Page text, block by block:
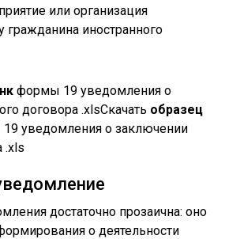
или организация
гражданина иностранного
формы 19 уведомления о
договора .xlsСкачать образец
уведомления о заключении
.xls
достаточно прозаична: оно
о деятельности